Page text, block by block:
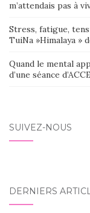
m’attendais pas à
Stress, fatigue,
TuiNa »Himalaya »
Quand le mental
d’une séance
SUIVEZ-NOUS
DERNIERS